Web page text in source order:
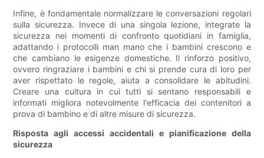
Infine, è fondamentale normalizzare le conversazioni regolari
sulla sicurezza. Invece di una singola lezione, integrate la
sicurezza nei momenti di confronto quotidiani in famiglia,
adattando i protocolli man mano che i bambini crescono e
che cambiano le esigenze domestiche. Il rinforzo positivo,
ovvero ringraziare i bambini e chi si prende cura di loro per
aver rispettato le regole, aiuta a consolidare le abitudini.
Creare una cultura in cui tutti si sentano responsabili e
informati migliora notevolmente l'efficacia dei contenitori a
prova di bambino e di altre misure di sicurezza.
Risposta agli accessi accidentali e pianificazione della
sicurezza